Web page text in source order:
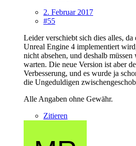
2. Februar 2017
#55
Leider verschiebt sich dies alles, da
Unreal Engine 4 implementiert
nicht absehen, und deshalb
warten. Die neue Version ist aber
Verbesserung, und es wurde ja
die Ungeduldigen
Alle Angaben ohne Gewähr.
Zitieren